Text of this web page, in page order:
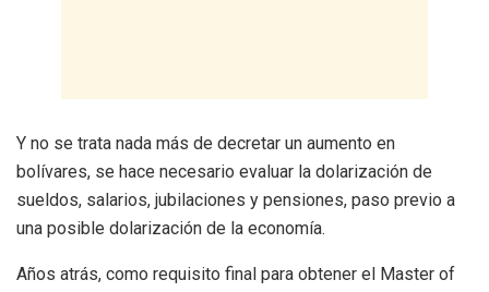
Y no se trata nada más de decretar un aumento en
bolívares, se hace necesario evaluar la dolarización de
sueldos, salarios, jubilaciones y pensiones, paso previo a
una posible dolarización de la economía.
Años atrás, como requisito final para obtener el Master of